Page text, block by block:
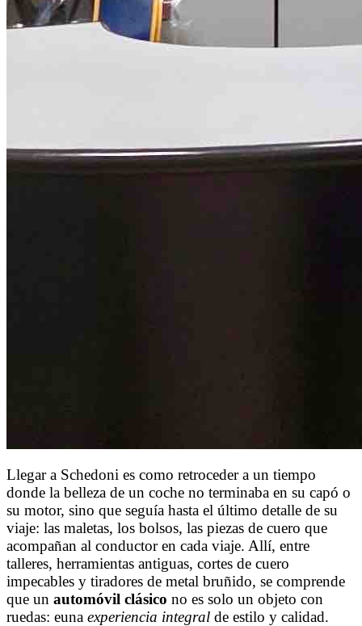
Llegar a Schedoni es como retroceder a un tiempo
donde la belleza de un coche no terminaba en su capó o
su motor, sino que seguía hasta el último detalle de su
viaje: las maletas, los bolsos, las piezas de cuero que
acompañan al conductor en cada viaje. Allí, entre
talleres, herramientas antiguas, cortes de cuero
impecables y tiradores de metal bruñido, se comprende
que un automóvil clásico no es solo un objeto con
ruedas: euna experiencia integral de estilo y calidad.